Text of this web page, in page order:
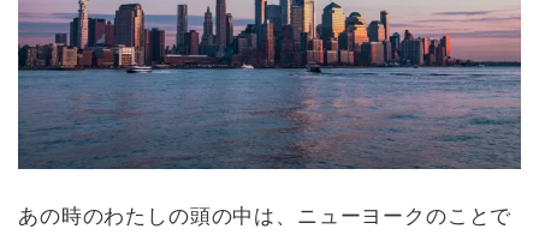
あの時のわたしの頭の中は、 ニューヨークのことで